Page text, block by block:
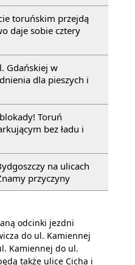
toruńskim przejdą
daje sobie cztery
Gdańskiej w
dla pieszych i
Toruń
bez ładu i
na ulicach
przyczyny
odcinki jezdni
do ul. Kamiennej
Kamiennej do ul.
także ulice Cicha i